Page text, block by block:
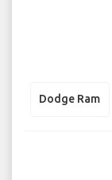
Dodge Ram